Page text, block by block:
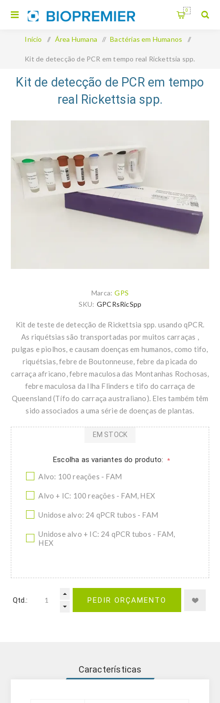
0
Início / Área Humana / Bactérias em Humanos /
Kit de detecção de PCR em tempo real Rickettsia spp.
Kit de detecção de PCR em tempo
real Rickettsia spp.
Marca: GPS
SKU: GPCRsRicSpp
Kit de teste de detecção de Rickettsia spp. usando qPCR.
As riquétsias são transportadas por muitos carraças ,
pulgas e piolhos, e causam doenças em humanos, como tifo,
riquétsias, febre de Boutonneuse, febre da picada do
carraça africano, febre maculosa das Montanhas Rochosas,
febre maculosa da Ilha Flinders e tifo do carraça de
Queensland (Tífo do carraça australiano). Eles também têm
sido associados a uma série de doenças de plantas.
Escolha as variantes do produto: *
Alvo: 100 reações - FAM
Alvo + IC: 100 reações - FAM, HEX
Unidose alvo: 24 qPCR tubos - FAM
Unidose alvo + IC: 24 qPCR tubos - FAM,
HEX
EM STOCK
Qtd.: PEDIR ORÇAMENTO
Características